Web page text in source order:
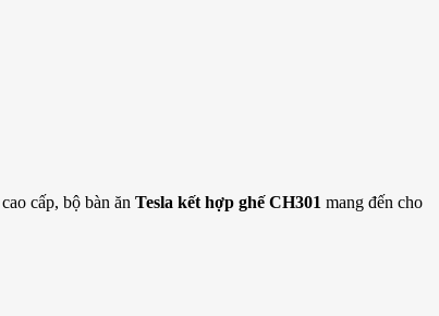
cấp, bộ bàn ăn Tesla kết hợp ghế CH301 mang đến cho